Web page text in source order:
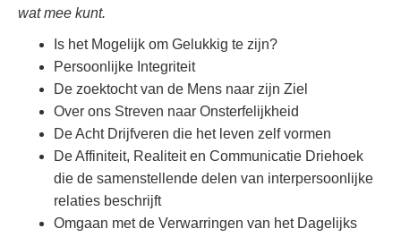
wat mee kunt.
Is het Mogelijk om Gelukkig te zijn?
Persoonlijke Integriteit
De zoektocht van de Mens naar zijn Ziel
Over ons Streven naar Onsterfelijkheid
De Acht Drijfveren die het leven zelf vormen
De Affiniteit, Realiteit en Communicatie Driehoek
die de samenstellende delen van interpersoonlijke
relaties beschrijft
Omgaan met de Verwarringen van het Dagelijks